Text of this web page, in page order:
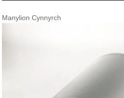
Manylion Cynnyrch